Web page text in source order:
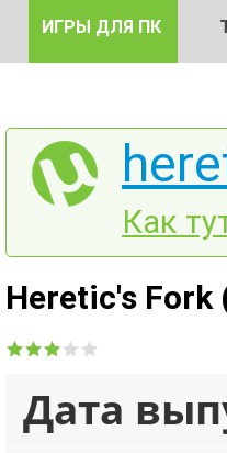
ИГРЫ ДЛЯ ПК
Как
Heretic's Fork
Дата